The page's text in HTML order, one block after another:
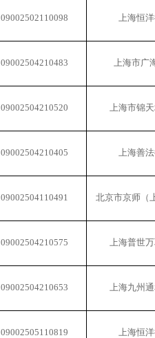
09002502110098 上海恒
09002504210483 上海市广
09002504210520 上海市锦
09002504210405 上海善
09002504110491 北京市京师（
09002504210575 上海普世
09002504210653 上海九州
09002505110819 上海恒